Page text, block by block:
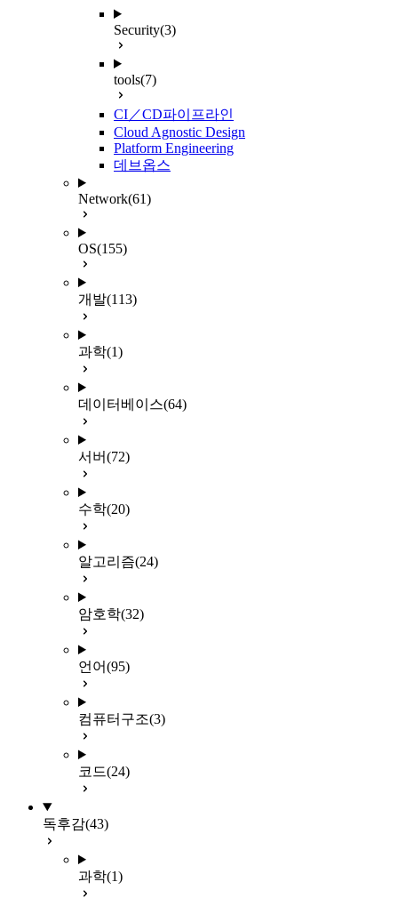
Security(3)
tools(7)
CI／CD파이프라인
Cloud Agnostic Design
Platform Engineering
데브옵스
Network(61)
OS(155)
개발(113)
과학(1)
데이터베이스(64)
서버(72)
수학(20)
알고리즘(24)
암호학(32)
언어(95)
컴퓨터구조(3)
코드(24)
독후감(43)
과학(1)